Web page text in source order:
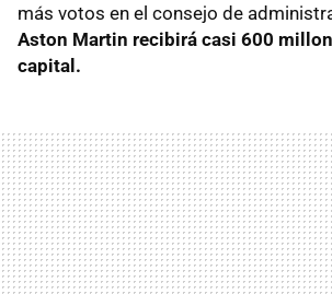
más votos en el consejo de
Aston Martin recibirá casi 600
capital.